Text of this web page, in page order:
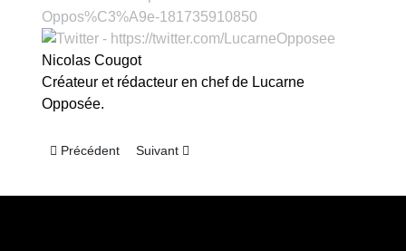
Nicolas Cougot
Créateur et rédacteur en chef de Lucarne
Opposée.
Article précédent : Paraguay – Apertura 2017 : à pas de
Précédent Article suivant : Paraguay – Apertura 2017 : à
Suivant